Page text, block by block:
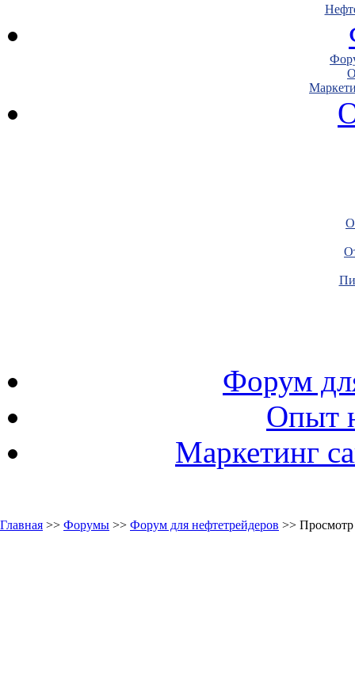
Форум
Опыт
Маркетинг
Главная >> Форумы >> Форум для нефтетрейдеров >>